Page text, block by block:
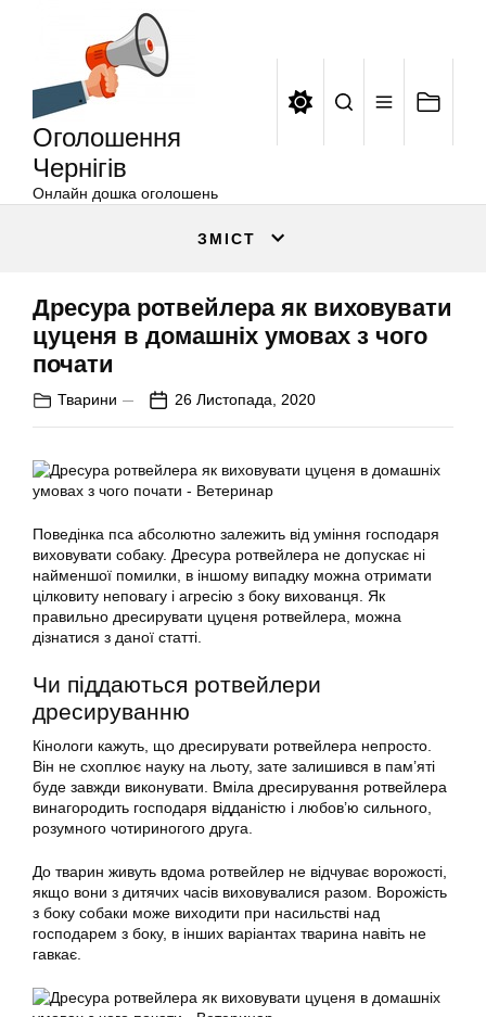
Оголошення
Чернігів
Онлайн дошка оголошень
ЗМІСТ
Дресура ротвейлера як виховувати
цуценя в домашніх умовах з чого
почати
Тварини 26 Листопада, 2020
Поведінка пса абсолютно залежить від уміння господаря
виховувати собаку. Дресура ротвейлера не допускає ні
найменшої помилки, в іншому випадку можна отримати
цілковиту неповагу і агресію з боку вихованця. Як
правильно дресирувати цуценя ротвейлера, можна
дізнатися з даної статті.
Чи піддаються ротвейлери
дресируванню
Кінологи кажуть, що дресирувати ротвейлера непросто.
Він не схоплює науку на льоту, зате залишився в пам’яті
буде завжди виконувати. Вміла дресирування ротвейлера
винагородить господаря відданістю і любов’ю сильного,
розумного чотириногого друга.
До тварин живуть вдома ротвейлер не відчуває ворожості,
якщо вони з дитячих часів виховувалися разом. Ворожість
з боку собаки може виходити при насильстві над
господарем з боку, в інших варіантах тварина навіть не
гавкає.